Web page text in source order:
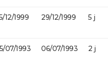
12/1999 29/12/1999 5 j
07/1993 06/07/1993 2 j